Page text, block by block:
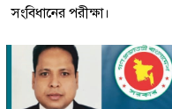
সংবিধানের পরীক্ষা।